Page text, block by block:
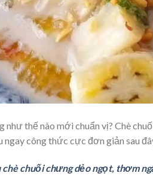
như thế nào mới chuẩn vị? Chè
công thức cực đơn giản sau
chè chuối chưng dẻo ngọt, thơm